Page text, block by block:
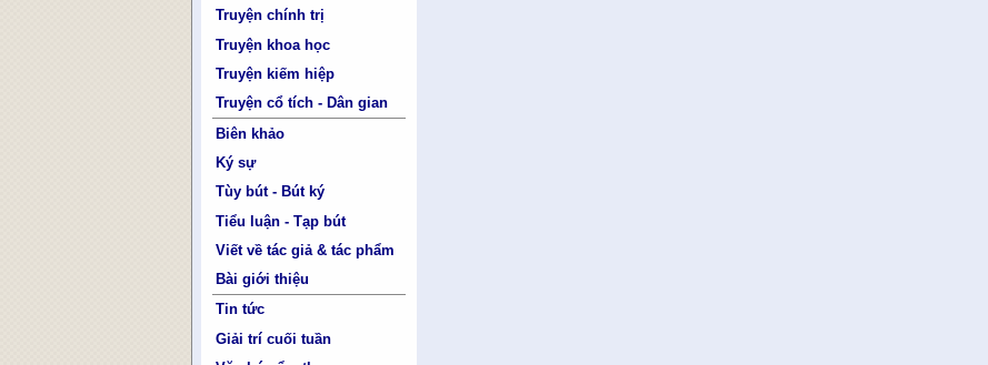
Truyện chính trị
Truyện khoa học
Truyện kiếm hiệp
Truyện cổ tích - Dân gian
Biên khảo
Ký sự
Tùy bút - Bút ký
Tiểu luận - Tạp bút
Viết về tác giả & tác phẩm
Bài giới thiệu
Tin tức
Giải trí cuối tuần